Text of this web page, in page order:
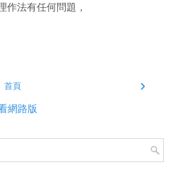
作法有任何問題，
›
首頁
網路版